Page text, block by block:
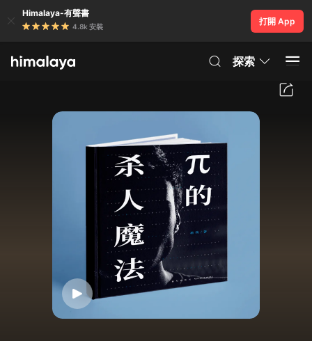
Himalaya-有聲書
4.8k 安裝
打開 App
探索